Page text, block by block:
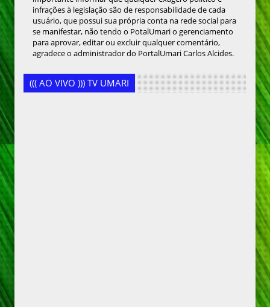
infrações à legislação são de responsabilidade de cada
usuário, que possui sua própria conta na rede social para
se manifestar, não tendo o PotalUmari o gerenciamento
para aprovar, editar ou excluir qualquer comentário,
agradece o administrador do PortalUmari Carlos Alcides.
((( AO VIVO ))) TV UMARI